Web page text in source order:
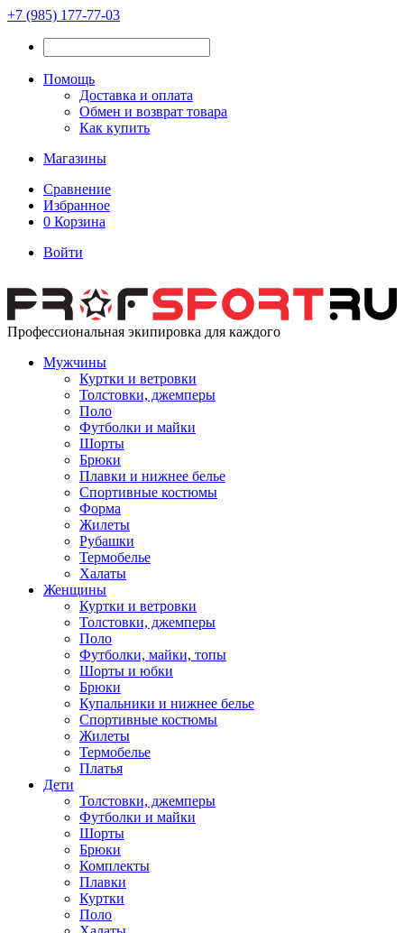
+7 (985) 177-77-03
Помощь
Доставка и оплата
Обмен и возврат товара
Как купить
Магазины
Сравнение
Избранное
0 Корзина
Войти
Профессиональная экипировка для каждого
Мужчины
Куртки и ветровки
Толстовки, джемперы
Поло
Футболки и майки
Шорты
Брюки
Плавки и нижнее белье
Спортивные костюмы
Форма
Жилеты
Рубашки
Термобелье
Халаты
Женщины
Куртки и ветровки
Толстовки, джемперы
Поло
Футболки, майки, топы
Шорты и юбки
Брюки
Купальники и нижнее белье
Спортивные костюмы
Жилеты
Термобелье
Платья
Дети
Толстовки, джемперы
Футболки и майки
Шорты
Брюки
Комплекты
Плавки
Куртки
Поло